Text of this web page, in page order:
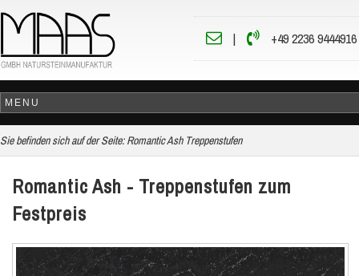
| +49 2236 9444916
Sie befinden sich auf der Seite: Romantic Ash Treppenstufen
Romantic Ash - Treppenstufen zum
Festpreis